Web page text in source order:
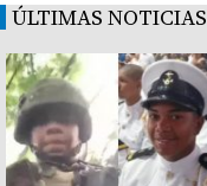
ÚLTIMAS NOTICIAS